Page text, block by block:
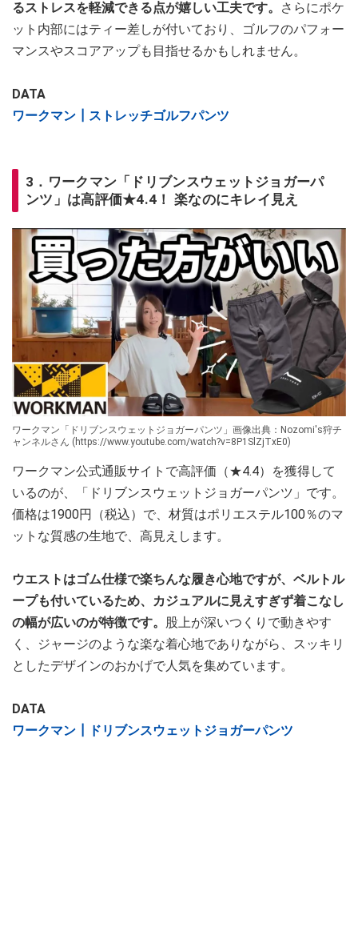
るストレスを軽減できる点が嬉しい工夫です。
さらにポケ
ット内部にはティー差しが付いており、ゴルフのパフォー
マンスやスコアアップも目指せるかもしれません。
DATA
ワークマン┃ストレッチゴルフパンツ
3．ワークマン「ドリブンスウェットジョガーパ
ンツ」は高評価★4.4！ 楽なのにキレイ見え
ワークマン「ドリブンスウェットジョガーパンツ」画像出典：Nozomi's狩チ
ャンネルさん (https://www.youtube.com/watch?v=8P1SlZjTxE0)
ワークマン公式通販サイトで高評価（★4.4）を獲得して
いるのが、「ドリブンスウェットジョガーパンツ」です。
価格は1900円（税込）で、材質はポリエステル100％のマ
ットな質感の生地で、高見えします。
ウエストはゴム仕様で楽ちんな履き心地ですが、ベルトル
ープも付いているため、カジュアルに見えすぎず着こなし
の幅が広いのが特徴です。 股上が深いつくりで動きやす
く、ジャージのような楽な着心地でありながら、スッキリ
としたデザインのおかげで人気を集めています。
DATA
ワークマン┃ドリブンスウェットジョガーパンツ